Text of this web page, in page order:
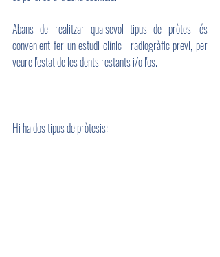
Abans de realitzar qualsevol tipus de pròtesi és
convenient fer un estudi clínic i radiogràfic previ, per
veure l'estat de les dents restants i/o l'os.
Hi ha dos tipus de pròtesis: